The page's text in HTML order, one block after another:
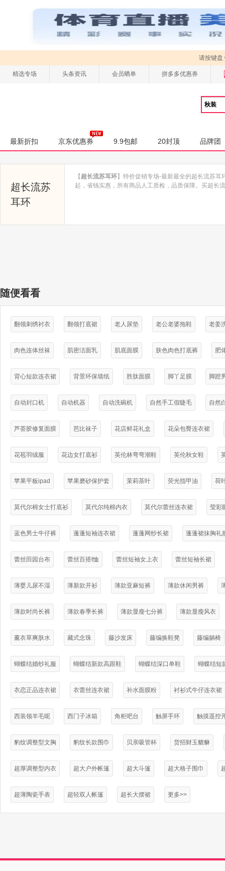
请按键盘
精选专场 头条资讯 会员晒单 拼多多优惠券
最新折扣 京东优惠券 9.9包邮 20封顶 品牌团
超长流苏
耳环
【 超长流苏耳环】特价促销专场-最新最全的超长流苏
起，省钱实惠，所有商品人工质检，品质保障。买超长
随便看看
翻领刺绣衬衣 翻领打底裙 老人尿垫 老公老婆拖鞋 老姜
肉色连体丝袜 肌密洁面乳 肌底面膜 肤色肉色打底裤 肥
背心短款连衣裙 背景环保墙纸 胜肽面膜 脚丫足膜 脚蹬
自动封口机 自动机器 自动洗碗机 自然手工假睫毛 自然
芦荟胶修复面膜 芭比袜子 花店鲜花礼盒 花朵包臀连衣裙
花苞羽绒服 花边女打底衫 英伦林弯弯潮鞋 英伦秋女鞋
苹果平板ipad 苹果磨砂保护套 茉莉茶叶 荧光指甲油 荷
莫代尔棉女士打底衫 莫代尔纯棉内衣 莫代尔蕾丝连衣裙 莹彩
蓝色男士牛仔裤 蓬蓬短袖连衣裙 蓬蓬网纱长裙 蓬蓬裙抹胸礼
蕾丝田园台布 蕾丝百搭t恤 蕾丝短袖女上衣 蕾丝短袖长裙
薄婴儿尿不湿 薄新款开衫 薄款亚麻短裤 薄款休闲男裤
薄款时尚长裤 薄款春季长裤 薄款显瘦七分裤 薄款显瘦风衣
薰衣草爽肤水 藏式念珠 藤沙发床 藤编换鞋凳 藤编躺椅
蝴蝶结婚纱礼服 蝴蝶结新款高跟鞋 蝴蝶结深口单鞋 蝴蝶结短
衣恋正品连衣裙 衣蕾丝连衣裙 补水面膜粉 衬衫式牛仔连衣裙
西装领羊毛呢 西门子冰箱 角柜吧台 触屏手环 触摸遥控
豹纹调整型文胸 豹纹长款围巾 贝亲吸管杯 货招财玉貔貅
超厚调整型内衣 超大户外帐篷 超大斗篷 超大格子围巾
超薄陶瓷手表 超轻双人帐篷 超长大摆裙 更多>>